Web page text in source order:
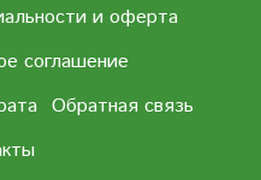
и оферта
соглашение
Обратная связь